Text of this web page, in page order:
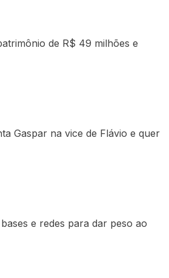
de R$ 49 milhões e
Gaspar na vice de Flávio e quer
e redes para dar peso ao